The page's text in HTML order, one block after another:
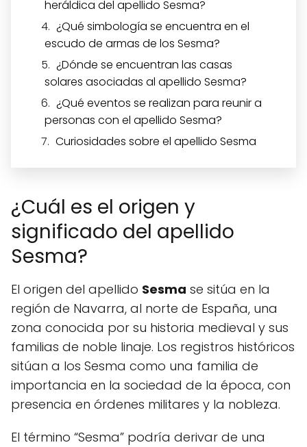
heráldica del apellido Sesma?
¿Qué simbología se encuentra en el
escudo de armas de los Sesma?
¿Dónde se encuentran las casas
solares asociadas al apellido Sesma?
¿Qué eventos se realizan para reunir a
personas con el apellido Sesma?
Curiosidades sobre el apellido Sesma
¿Cuál es el origen y
significado del apellido
Sesma?
El origen del apellido Sesma se sitúa en la
región de Navarra, al norte de España, una
zona conocida por su historia medieval y sus
familias de noble linaje. Los registros históricos
sitúan a los Sesma como una familia de
importancia en la sociedad de la época, con
presencia en órdenes militares y la nobleza.
El término “Sesma” podría derivar de una